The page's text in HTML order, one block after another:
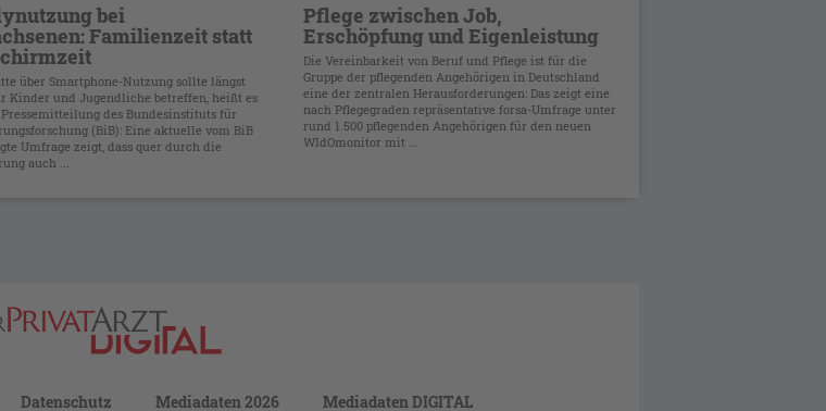
bei
Familienzeit statt
über Smartphone-Nutzung sollte längst
Kinder und Jugendliche betreffen, heißt es
des Bundesinstituts für
(BiB): Eine aktuelle vom BiB
Umfrage zeigt, dass quer durch die
auch ...
Pflege zwischen Job,
Erschöpfung und Eigenleistung
Die Vereinbarkeit von Beruf und Pflege ist für die
Gruppe der pflegenden Angehörigen in Deutschland
eine der zentralen Herausforderungen: Das zeigt eine
nach Pflegegraden repräsentative forsa-Umfrage unter
rund 1.500 pflegenden Angehörigen für den neuen
WIdOmonitor mit ...
Datenschutz Mediadaten 2026 Mediadaten DIGITAL